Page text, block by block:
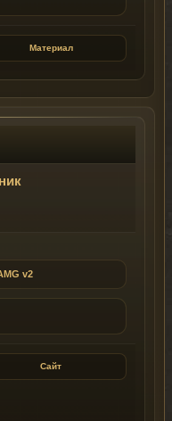
Материал
v2
Сайт